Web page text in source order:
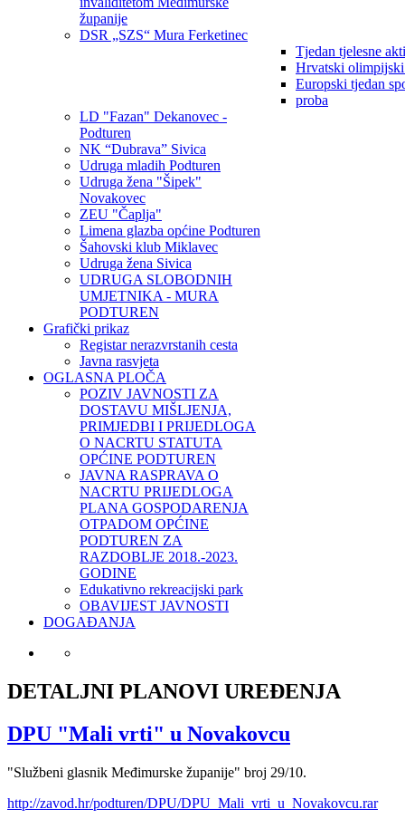
županije
DSR „SZS“ Mura Ferketinec
Tjedan tjelesne
Hrvatski
Europski tjedan
proba
LD "Fazan" Dekanovec -
Podturen
NK “Dubrava” Sivica
Udruga mladih Podturen
Udruga žena "Šipek"
Novakovec
ZEU "Čaplja"
Limena glazba općine Podturen
Šahovski klub Miklavec
Udruga žena Sivica
UDRUGA SLOBODNIH
UMJETNIKA - MURA
PODTUREN
Grafički prikaz
Registar nerazvrstanih cesta
Javna rasvjeta
OGLASNA PLOČA
POZIV JAVNOSTI ZA
DOSTAVU MIŠLJENJA,
PRIMJEDBI I PRIJEDLOGA
O NACRTU STATUTA
OPĆINE PODTUREN
JAVNA RASPRAVA O
NACRTU PRIJEDLOGA
PLANA GOSPODARENJA
OTPADOM OPĆINE
PODTUREN ZA
RAZDOBLJE 2018.-2023.
GODINE
Edukativno rekreacijski park
OBAVIJEST JAVNOSTI
DOGAĐANJA
DETALJNI PLANOVI UREĐENJA
DPU "Mali vrti" u Novakovcu
"Službeni glasnik Međimurske županije" broj 29/10.
http://zavod.hr/podturen/DPU/DPU_Mali_vrti_u_Novakovcu.rar